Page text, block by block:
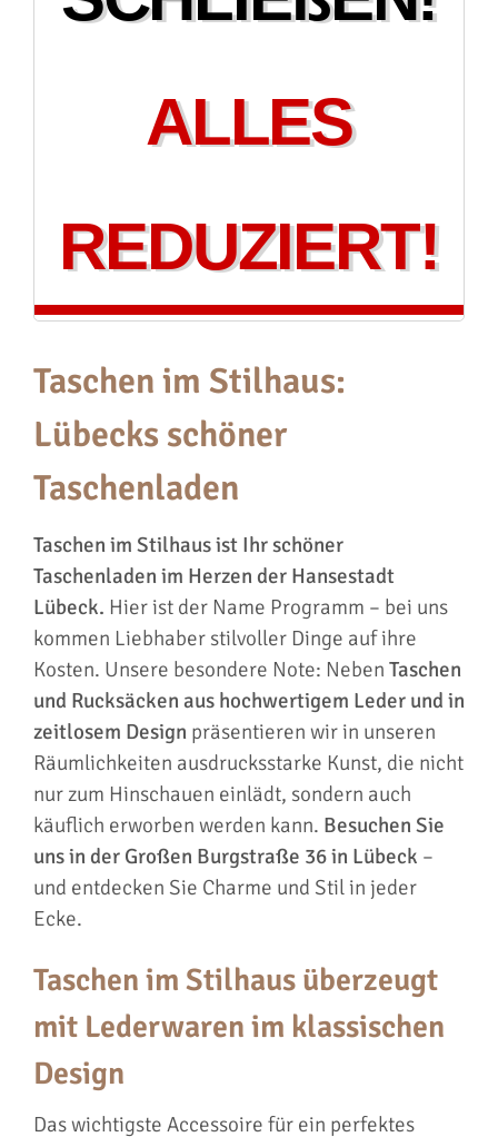
ALLES
REDUZIERT!
Taschen im Stilhaus:
Lübecks schöner
Taschenladen
Taschen im Stilhaus ist Ihr schöner
Taschenladen im Herzen der Hansestadt
Lübeck. Hier ist der Name Programm – bei uns
kommen Liebhaber stilvoller Dinge auf ihre
Kosten. Unsere besondere Note: Neben Taschen
und Rucksäcken aus hochwertigem Leder und in
zeitlosem Designpräsentieren wir in unseren
Räumlichkeiten ausdrucksstarke Kunst, die nicht
nur zum Hinschauen einlädt, sondern auch
käuflich erworben werden kann. Besuchen Sie
uns in der Großen Burgstraße 36 in Lübeck –
und entdecken Sie Charme und Stil in jeder
Ecke.
Taschen im Stilhaus überzeugt
mit Lederwaren im klassischen
Design
Das wichtigste Accessoire für ein perfektes